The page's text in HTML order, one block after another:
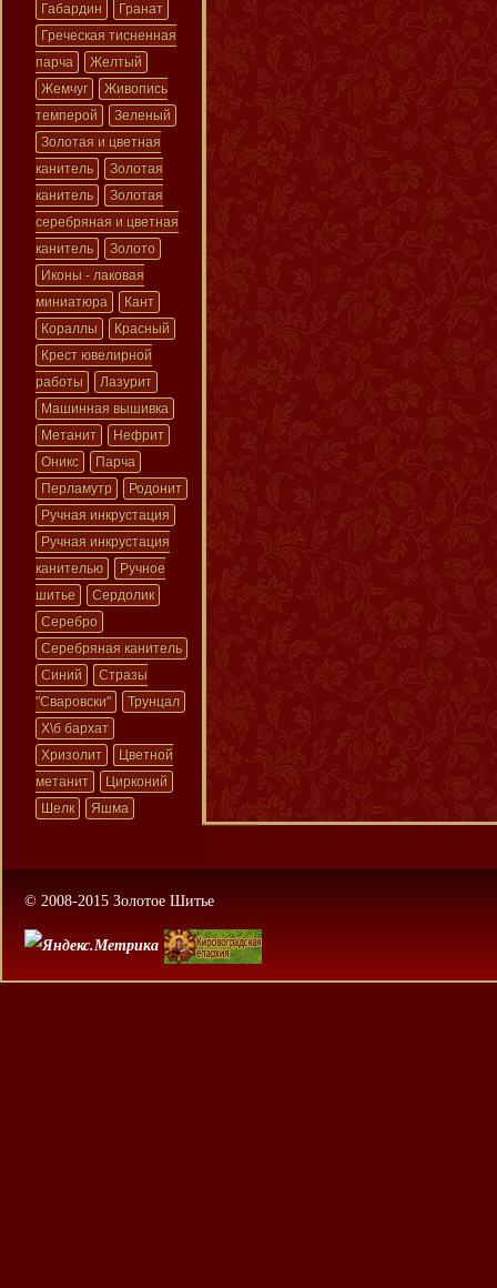
Габардин
Гранат
Греческая тисненная
парча
Желтый
Жемчуг
Живопись
темперой
Зеленый
Золотая и цветная
канитель
Золотая
канитель
Золотая
серебряная и цветная
канитель
Золото
Иконы - лаковая
миниатюра
Кант
Кораллы
Красный
Крест ювелирной
работы
Лазурит
Машинная вышивка
Метанит
Нефрит
Оникс
Парча
Перламутр
Родонит
Ручная инкрустация
Ручная инкрустация
канителью
Ручное
шитье
Сердолик
Серебро
Серебряная канитель
Синий
Стразы
"Сваровски"
Трунцал
Х\б бархат
Хризолит
Цветной
метанит
Цирконий
Шелк
Яшма
© 2008-2015 Золотое Шитье